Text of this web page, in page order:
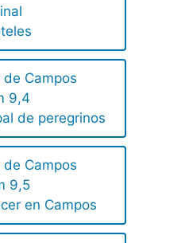
Campos
9,4
de peregrinos
Campos
9,5
en Campos